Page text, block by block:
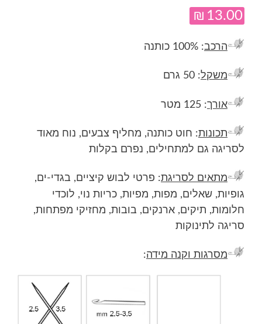
₪ 13.00
הרכב: 100% כותנה
משקל: 50 גרם
אורך: 125 מטר
תכונות: חוט כותנה, מחליף צבעים, נוח מאוד
לסריגה גם למתחילים, נפרם בקלות
מתאים לסריגת: פרטי לבוש קיציים, בגדי-ים,
גופיות, שאלים, מפות, מפיות, כריות נוי, לוכדי
חלומות, תיקים, ארנקים, בובות, מחזיקי מפתחות,
סריגה לתינוקות
מסרגות וקנה מידה: